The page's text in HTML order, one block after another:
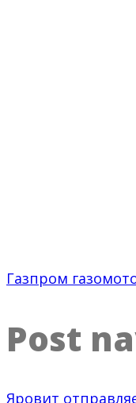
Газпром
Post
Яровит